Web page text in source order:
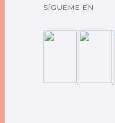
SÍGUEME EN